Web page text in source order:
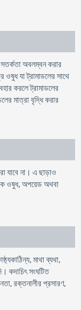
সতর্কতা অবলম্বন করার
যা ট্রামাডলের সাথে
করলে ট্রামাডলের
মাত্রা বৃদ্ধি করার
যাবে না। এ ছাড়াও
ওষুধ, অপয়েড অথবা
মাথা ব্যথা,
কদাচিৎ সংঘটিত
রক্তনালীর প্রসারণ,